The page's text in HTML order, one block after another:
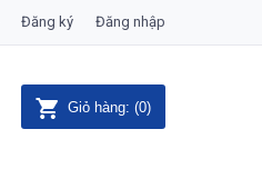
Đăng ký Đăng nhập
Giỏ hàng: (0)